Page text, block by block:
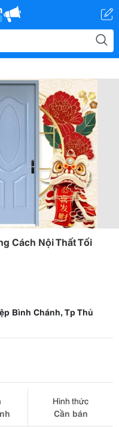
Cách Nội Thất Tối
Bình Chánh, Tp Thủ
Hình thức
Cần bán